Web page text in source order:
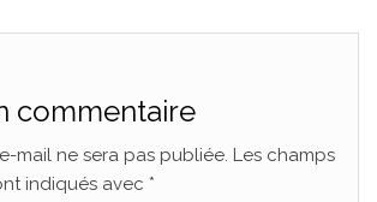
commentaire
mail ne sera pas publiée. Les champs
indiqués avec *